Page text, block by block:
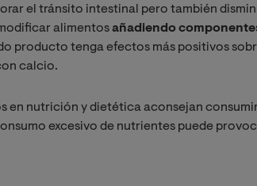
el tránsito intestinal pero también
alimentosañadiendo
producto tenga efectos más positivos
calcio.
en nutrición y dietética aconsejan
excesivo de nutrientes puede